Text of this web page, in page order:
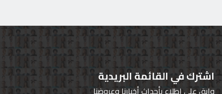
اشترك في القائمة البريدية
وابق على اطلاع بأحداث أخبارنا وعروضنا